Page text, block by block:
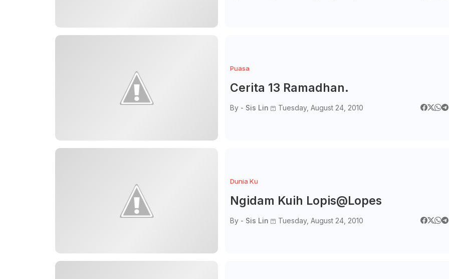
Puasa
Cerita 13 Ramadhan.
By - Sis Lin Tuesday, August 24, 2010
Dunia Ku
Ngidam Kuih Lopis@Lopes
By - Sis Lin Tuesday, August 24, 2010